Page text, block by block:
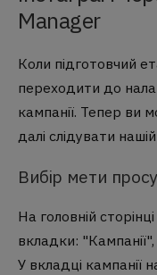
Manager
Коли підготовчий
переходити до
кампанії. Тепер ви
далі слідувати нашій
Вибір мети
На головній
вкладки:
У вкладці кампанії